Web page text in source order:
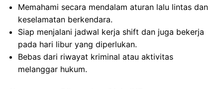
Memahami secara mendalam aturan lalu lintas dan
keselamatan berkendara.
Siap menjalani jadwal kerja shift dan juga bekerja
pada hari libur yang diperlukan.
Bebas dari riwayat kriminal atau aktivitas
melanggar hukum.